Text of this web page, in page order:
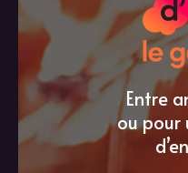
Entre
ou pour